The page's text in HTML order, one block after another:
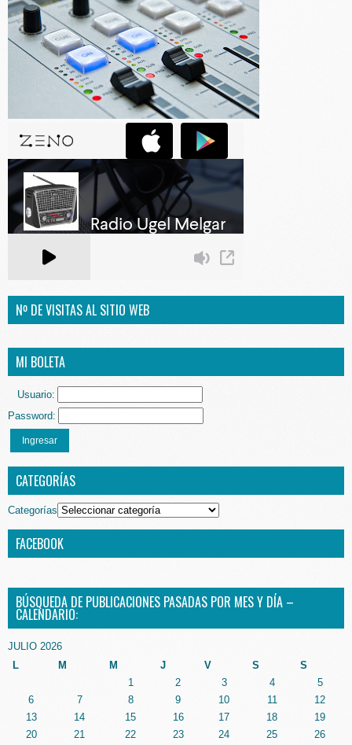
Nº DE VISITAS AL SITIO WEB
MI BOLETA
Usuario:
Password:
Ingresar
CATEGORÍAS
Categorías
FACEBOOK
BÚSQUEDA DE PUBLICACIONES PASADAS POR MES Y DÍA –
CALENDARIO:
JULIO 2026
L
M M J V S S
1 2 3 4
5
6
7 8 9 10 11
12
13
14 15 16 17 18
19
20
21 22 23 24 25
26